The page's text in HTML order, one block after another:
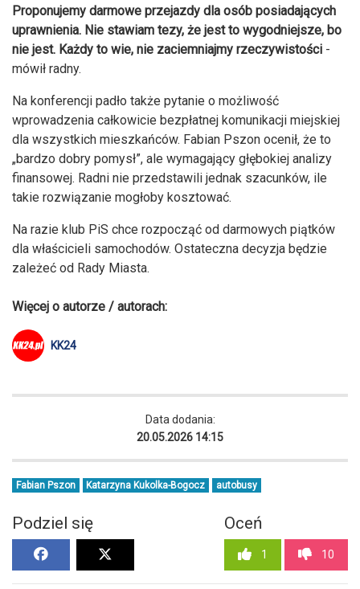
Proponujemy darmowe przejazdy dla osób posiadających
uprawnienia. Nie stawiam tezy, że jest to wygodniejsze, bo
nie jest. Każdy to wie, nie zaciemniajmy rzeczywistości -
mówił radny.
Na konferencji padło także pytanie o możliwość
wprowadzenia całkowicie bezpłatnej komunikacji miejskiej
dla wszystkich mieszkańców. Fabian Pszon ocenił, że to
„bardzo dobry pomysł”, ale wymagający głębokiej analizy
finansowej. Radni nie przedstawili jednak szacunków, ile
takie rozwiązanie mogłoby kosztować.
Na razie klub PiS chce rozpocząć od darmowych piątków
dla właścicieli samochodów. Ostateczna decyzja będzie
zależeć od Rady Miasta.
Więcej o autorze / autorach:
KK24
Data dodania:
20.05.2026 14:15
Fabian Pszon Katarzyna Kukolka-Bogocz autobusy
Podziel się Oceń
1 10